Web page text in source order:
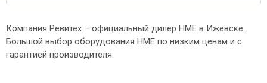
Компания Ревитех – официальный дилер HME в Ижевске.
Большой выбор оборудования HME по низким ценам и с
гарантией производителя.